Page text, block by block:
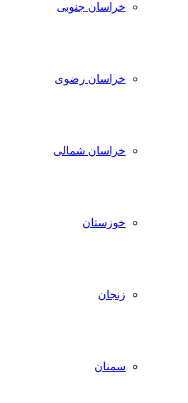
خراسان جنوبی
خراسان رضوی
خراسان شمالی
خوزستان
زنجان
سمنان